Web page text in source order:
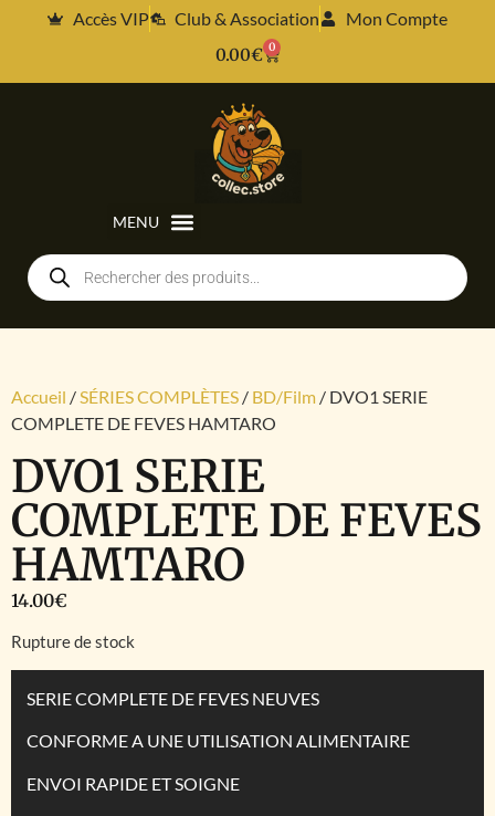
Accès VIP Club & Association
Mon Compte
0.00€ 0
Accueil /SÉRIES COMPLÈTES / BD/Film / DVO1 SERIE
COMPLETE DE FEVES HAMTARO
DVO1 SERIE
COMPLETE DE FEVES
HAMTARO
14.00€
Rupture de stock
SERIE COMPLETE DE FEVES NEUVES
CONFORME A UNE UTILISATION ALIMENTAIRE
ENVOI RAPIDE ET SOIGNE